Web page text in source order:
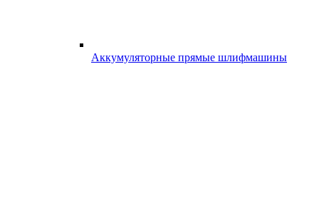
Аккумуляторные прямые шлифмашины